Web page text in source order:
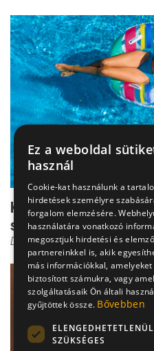
Kockázat a
strandról
Dr. Tisza Tímea
Ez a weboldal
használ
Cookie-kat használunk a
hirdetések személyre
forgalom elemzésére.
használatára vonatkozó
megosztjuk hirdetési és elemző
partnereinkkel is, akik
más információkkal, amelyeket
biztosított számukra, vagy
szolgáltatásaik Ön általi
gyűjtöttek össze. Bővebben
ELENGEDHETETLENÜL
SZÜKSÉGES